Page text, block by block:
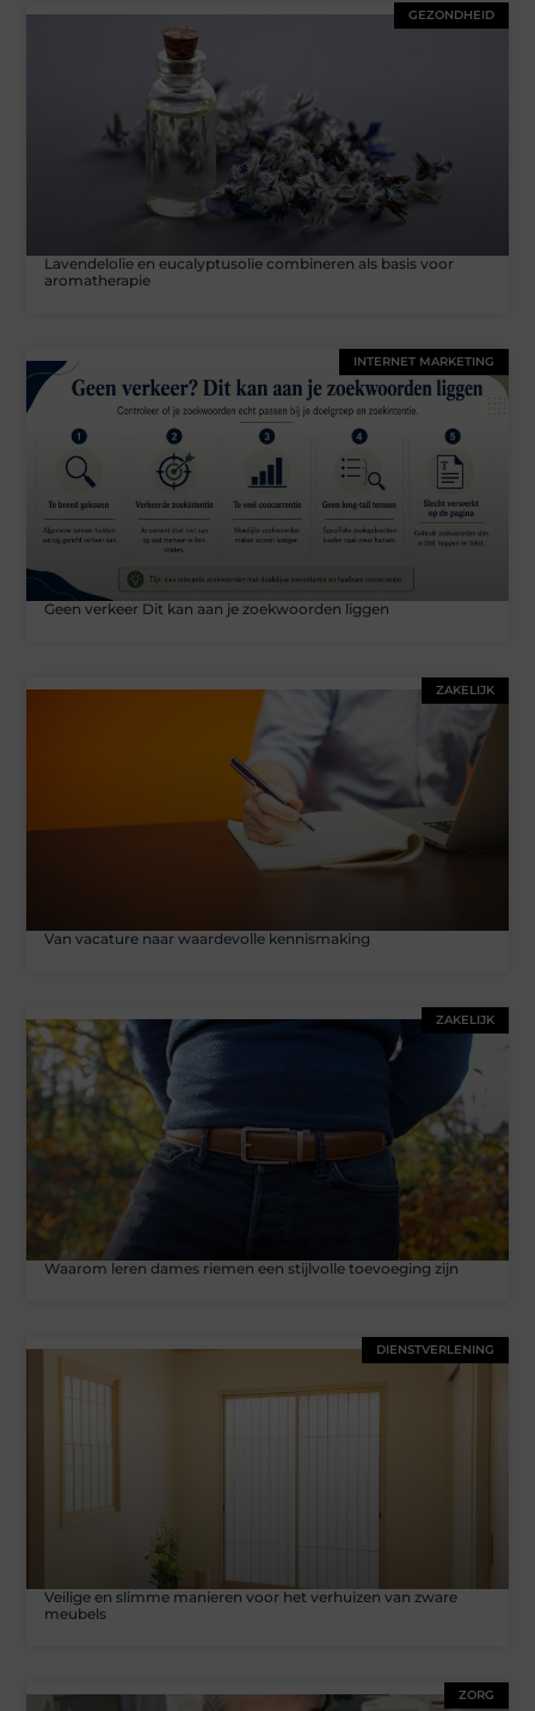
GEZONDHEID
Lavendelolie en eucalyptusolie combineren als basis voor
aromatherapie
INTERNET MARKETING
Geen verkeer Dit kan aan je zoekwoorden liggen
ZAKELIJK
Van vacature naar waardevolle kennismaking
ZAKELIJK
Waarom leren dames riemen een stijlvolle toevoeging zijn
DIENSTVERLENING
Veilige en slimme manieren voor het verhuizen van zware
meubels
ZORG